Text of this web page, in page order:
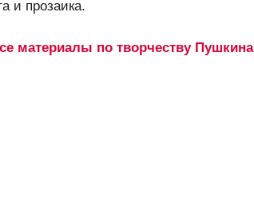
и прозаика.
материалы по творчеству Пушкина